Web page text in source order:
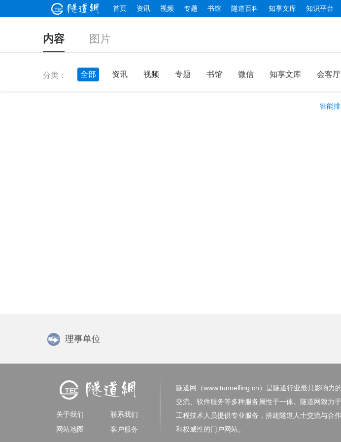
首页 资讯 视频 专题 书馆 隧道百科 知享文库 知识平台
内容 图片
分类： 全部 资讯 视频 专题 书馆 微信 知享文库 会客厅
智能
理事单位
关于我们
联系我们
网站地图
客户服务
隧道网（www.tunnelling.cn） 是隧道行业最具影响力
交流、软件服务等多种服务属性于一体。隧道网致力
工程技术人员提供专业服务，搭建隧道人士交流与合
和权威性的门户网站。